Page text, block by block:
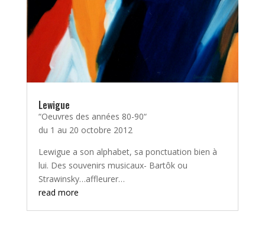
Lewigue
“Oeuvres des années 80-90“
du 1 au 20 octobre 2012
Lewigue a son alphabet, sa ponctuation bien à
lui. Des souvenirs musicaux- Bartôk ou
Strawinsky…affleurer…
read more